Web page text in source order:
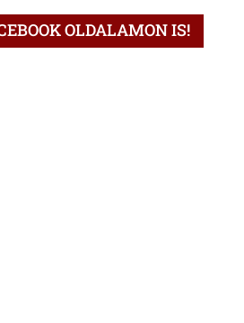
OLDALAMON IS!